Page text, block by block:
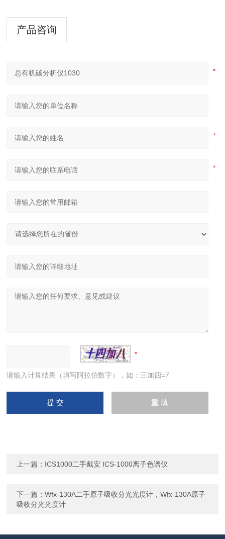
产品咨询
请输入计算结果（填写阿拉伯数字），如：三加四=7
上一篇： ICS1000二手戴安 ICS-1000离子色谱仪
下一篇：Wfx-130A二手原子吸收分光光度计，Wfx-130A原子
吸收分光光度计